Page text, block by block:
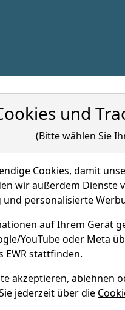
und
(Bitte wählen Sie
Cookies, damit
wir außerdem Dienste
und personalisierte
auf Ihrem Gerät
YouTube oder Meta
EWR stattfinden.
akzeptieren, ablehnen
jederzeit über die